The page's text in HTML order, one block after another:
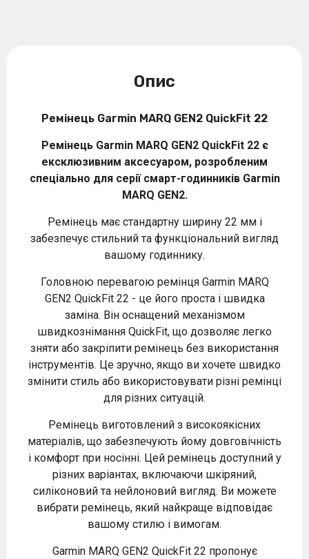
Опис
Ремінець Garmin MARQ GEN2 QuickFit 22
Ремінець Garmin MARQ GEN2 QuickFit 22 є
ексклюзивним аксесуаром, розробленим
спеціально для серії смарт-годинників Garmin
MARQ GEN2.
Ремінець має стандартну ширину 22 мм і
забезпечує стильний та функціональний вигляд
вашому годиннику.
Головною перевагою ремінця Garmin MARQ
GEN2 QuickFit 22 - це його проста і швидка
заміна. Він оснащений механізмом
швидкознімання QuickFit, що дозволяє легко
зняти або закріпити ремінець без використання
інструментів. Це зручно, якщо ви хочете швидко
змінити стиль або використовувати різні ремінці
для різних ситуацій.
Ремінець виготовлений з високоякісних
матеріалів, що забезпечують йому довговічність
і комфорт при носінні. Цей ремінець доступний у
різних варіантах, включаючи шкіряний,
силіконовий та нейлоновий вигляд. Ви можете
вибрати ремінець, який найкраще відповідає
вашому стилю і вимогам.
Garmin MARQ GEN2 QuickFit 22 пропонує